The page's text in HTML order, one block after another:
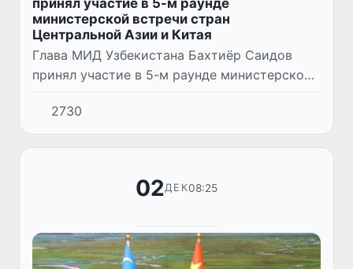
министерской встречи стран
Центральной Азии и Китая
Глава МИД Узбекистана Бахтиёр Саидов
принял участие в 5-м раунде министерской
встречи стран Центральной Азии и Китая,
которая состоялась 1 декабря в городе
Чэнду.
2730
02ДЕК08:25